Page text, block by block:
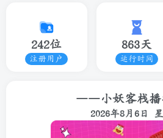
242位
注册用户
863天
运行时间
——小妖客栈
2026年8月6日